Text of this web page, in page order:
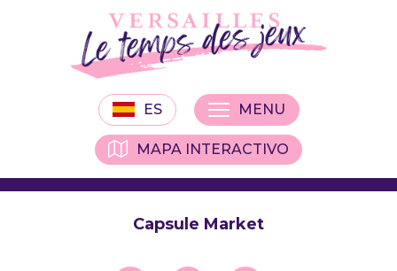
ES
MAPA INTERACTIVO
MENU
Capsule Market